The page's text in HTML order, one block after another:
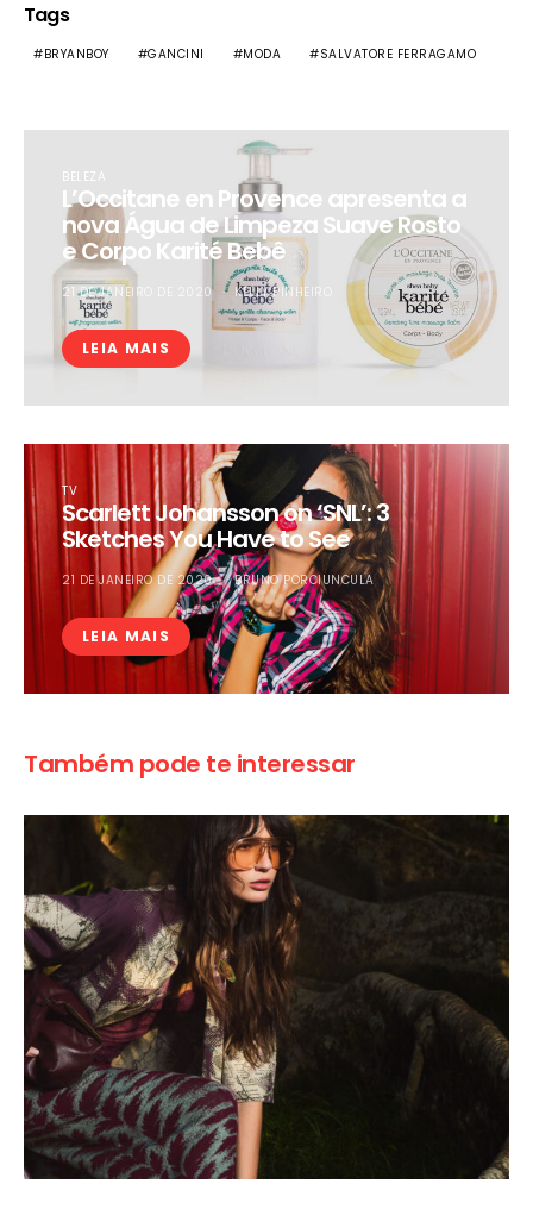
Tags
BRYANBOY GANCINI MODA SALVATORE FERRAGAMO
BELEZA
L’Occitane en Provence apresenta a
nova Água de Limpeza Suave Rosto
e Corpo Karité Bebê
21 DE JANEIRO DE 2020 KELLY PINHEIRO
LEIA MAIS
TV
Scarlett Johansson on ‘SNL’: 3
Sketches You Have to See
21 DE JANEIRO DE 2020 BRUNO PORCIUNCULA
LEIA MAIS
Também pode te interessar